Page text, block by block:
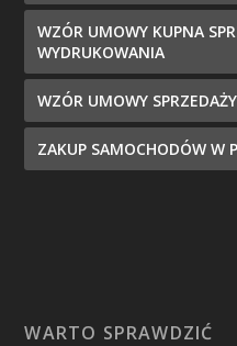
WZÓR UMOWY KUPNA
WYDRUKOWANIA
WZÓR UMOWY
ZAKUP SAMOCHODÓW W
WARTO SPRAWDZIĆ